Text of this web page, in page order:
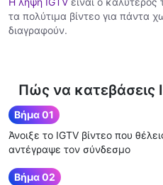
τα πολύτιμα βίντεο για πάντα
διαγραφούν.
Πώς να κατεβάσεις
Βήμα 01
Άνοιξε το IGTV βίντεο που
αντέγραψε τον σύνδεσμο
Βήμα 02